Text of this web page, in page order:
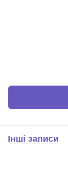
Інші записи